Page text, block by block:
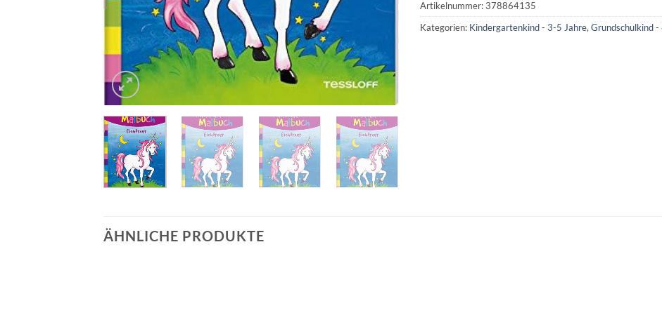
Artikelnummer:378864135
Kategorien: Kindergartenkind - 3-5 Jahre,Grundschulkind
ÄHNLICHE PRODUKTE